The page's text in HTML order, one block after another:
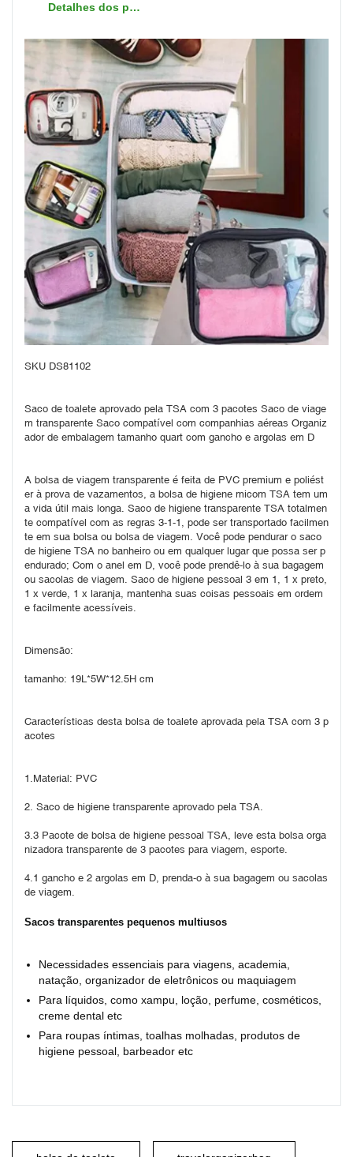
Detalhes dos produtos
SKU DS81102
Saco de toalete aprovado pela TSA com 3 pacotes Saco de viage
m transparente Saco compatível com companhias aéreas Organiz
ador de embalagem tamanho quart com gancho e argolas em D
A bolsa de viagem transparente é feita de PVC premium e poliést
er à prova de vazamentos, a bolsa de higiene micom TSA tem um
a vida útil mais longa. Saco de higiene transparente TSA totalmen
te compatível com as regras 3-1-1, pode ser transportado facilmen
te em sua bolsa ou bolsa de viagem. Você pode pendurar o saco
de higiene TSA no banheiro ou em qualquer lugar que possa ser p
endurado; Com o anel em D, você pode prendê-lo à sua bagagem
ou sacolas de viagem. Saco de higiene pessoal 3 em 1, 1 x preto,
1 x verde, 1 x laranja, mantenha suas coisas pessoais em ordem
e facilmente acessíveis.
Dimensão:
tamanho: 19L*5W*12.5H cm
Características desta bolsa de toalete aprovada pela TSA com 3 p
acotes
1.Material: PVC
2. Saco de higiene transparente aprovado pela TSA.
3.3 Pacote de bolsa de higiene pessoal TSA, leve esta bolsa orga
nizadora transparente de 3 pacotes para viagem, esporte.
4.1 gancho e 2 argolas em D, prenda-o à sua bagagem ou sacolas
de viagem.
Sacos transparentes pequenos multiusos
Necessidades essenciais para viagens, academia,
natação, organizador de eletrônicos ou maquiagem
Para líquidos, como xampu, loção, perfume, cosméticos,
creme dental etc
Para roupas íntimas, toalhas molhadas, produtos de
higiene pessoal, barbeador etc